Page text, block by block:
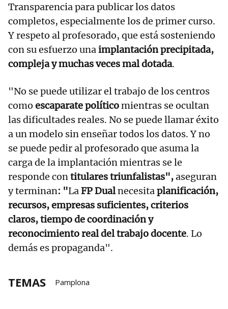
Transparencia para publicar los datos
completos, especialmente los de primer curso.
Y respeto al profesorado, que está sosteniendo
con su esfuerzo unaimplantación precipitada,
compleja y muchas veces mal dotada.
"No se puede utilizar el trabajo de los centros
como escaparate políticomientras se ocultan
las dificultades reales. No se puede llamar éxito
a un modelo sin enseñar todos los datos. Y no
se puede pedir al profesorado que asuma la
carga de la implantación mientras se le
responde contitulares triunfalistas",aseguran
y terminan: "LaFP Dualnecesitaplanificación,
recursos, empresas suficientes, criterios
claros, tiempo de coordinación y
reconocimiento real del trabajo docente. Lo
demás es propaganda".
TEMAS Pamplona